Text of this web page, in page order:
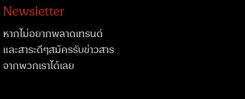
Newsletter
หากไม่อยากพลาดเทรนด์
และสาระดีๆสมัครรับข่าวสาร
จากพวกเราได้เลย